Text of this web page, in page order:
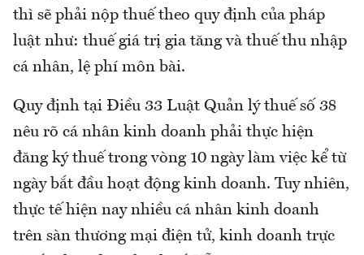
thì sẽ phải nộp thuế theo quy định của pháp
luật như: thuế giá trị gia tăng và thuế thu nhập
cá nhân, lệ phí môn bài.
Quy định tại Điều 33 Luật Quản lý thuế số 38
nêu rõ cá nhân kinh doanh phải thực hiện
đăng ký thuế trong vòng 10 ngày làm việc kể từ
ngày bắt đầu hoạt động kinh doanh. Tuy nhiên,
thực tế hiện nay nhiều cá nhân kinh doanh
trên sàn thương mại điện tử, kinh doanh trực